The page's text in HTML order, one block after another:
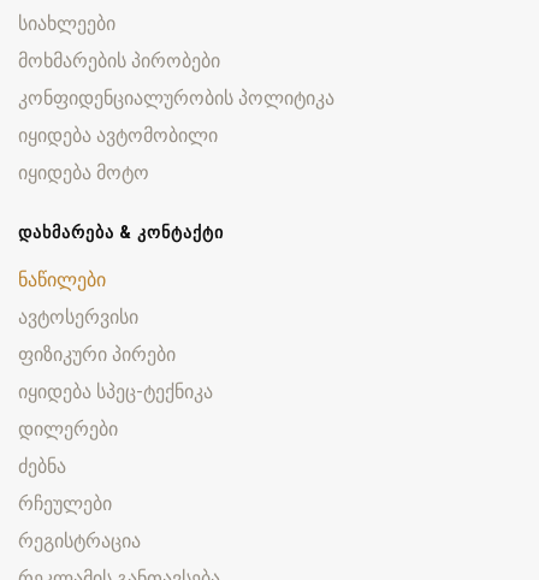
სიახლეები
მოხმარების პირობები
კონფიდენციალურობის პოლიტიკა
იყიდება ავტომობილი
იყიდება მოტო
ᲓᲐᲮᲛᲐᲠᲔᲑᲐ & ᲙᲝᲜᲢᲐᲥᲢᲘ
ნაწილები
ავტოსერვისი
ფიზიკური პირები
იყიდება სპეც-ტექნიკა
დილერები
ძებნა
რჩეულები
რეგისტრაცია